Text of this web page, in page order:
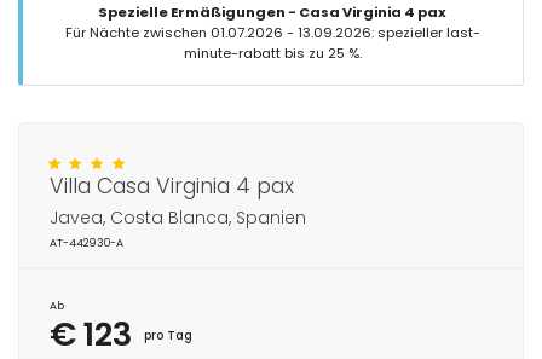
Spezielle Ermäßigungen - Casa Virginia 4 pax
Für Nächte zwischen 01.07.2026 - 13.09.2026: spezieller last-
minute-rabatt bis zu 25 %.
Villa Casa Virginia 4 pax
Javea, Costa Blanca, Spanien
AT-442930-A
Ab
€ 123 pro Tag